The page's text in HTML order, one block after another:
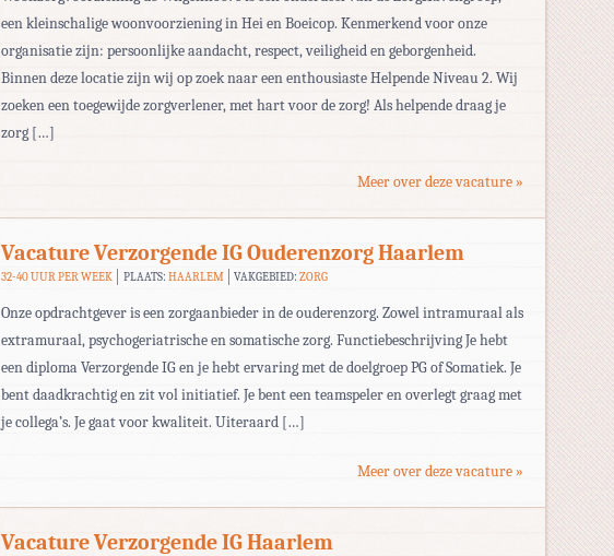
een kleinschalige woonvoorziening in Hei en Boeicop. Kenmerkend voor onze
organisatie zijn: persoonlijke aandacht, respect, veiligheid en geborgenheid.
Binnen deze locatie zijn wij op zoek naar een enthousiaste Helpende Niveau 2. Wij
zoeken een toegewijde zorgverlener, met hart voor de zorg! Als helpende draag je
zorg […]
Meer over deze vacature »
Vacature Verzorgende IG Ouderenzorg Haarlem
32-40 UUR PER WEEK PLAATS: HAARLEM VAKGEBIED:ZORG
Onze opdrachtgever is een zorgaanbieder in de ouderenzorg. Zowel intramuraal als
extramuraal, psychogeriatrische en somatische zorg. Functiebeschrijving Je hebt
een diploma Verzorgende IG en je hebt ervaring met de doelgroep PG of Somatiek. Je
bent daadkrachtig en zit vol initiatief. Je bent een teamspeler en overlegt graag met
je collega’s. Je gaat voor kwaliteit. Uiteraard […]
Meer over deze vacature »
Vacature Verzorgende IG Haarlem